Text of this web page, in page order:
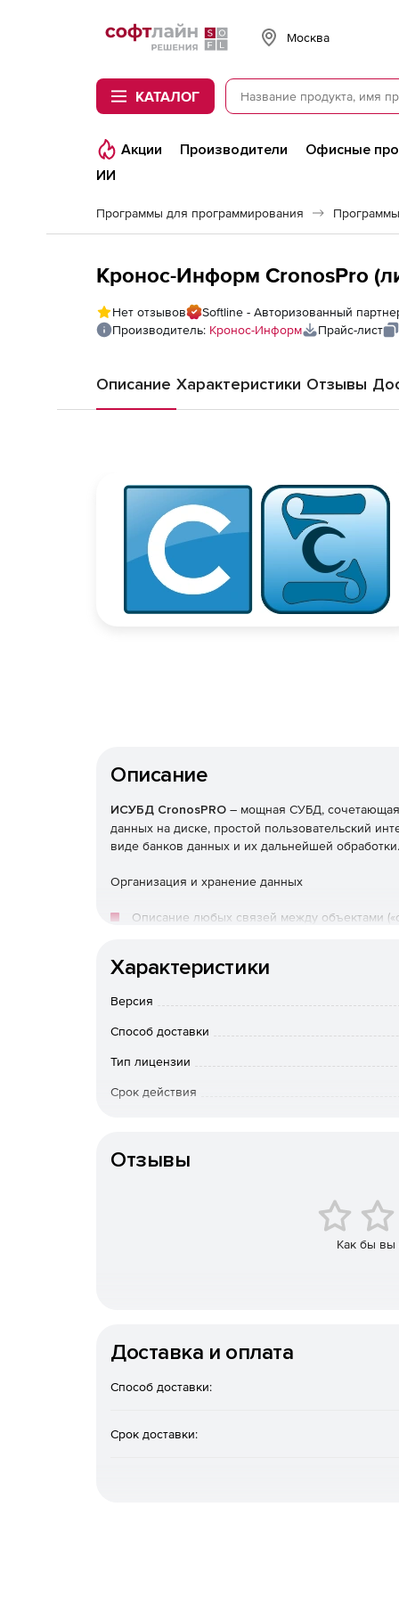
Softline
Москва
КАТАЛОГ
Акции Производители Офисные
ИИ
Программы для программирования
Кронос-Информ CronosPro
Нет отзывов
Softline - Авторизованный
Производитель: Кронос-Информ Прайс-лист
Описание Характеристики Отзывы
Описание
ИСУБД CronosPRO – мощная СУБД, сочетающая
данных на диске, простой пользовательский
виде банков данных и их дальнейшей обработки.
Организация и хранение данных
Описание любых связей между объектами
Экономия дискового пространства за счет
Динамическое шифрование данных.
Оперативное изменение структуры
уже работающей системы на решение новых
Создание полей, содержащих множество
Графическое представление структуры банка
Высокая скорость построения индексов.
Представление результатов поиска в виде
Характеристики
Версия
Способ доставки
Тип лицензии
Срок действия
Отзывы
Как бы вы
Доставка и оплата
Способ доставки:
Срок доставки: